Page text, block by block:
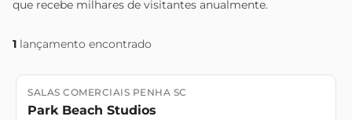
que recebe milhares de visitantes anualmente.
1 lançamento encontrado
Lançamento
SALAS COMERCIAIS PENHA SC
Park Beach Studios